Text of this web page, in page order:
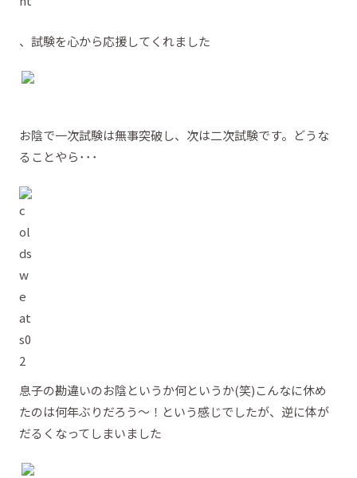
、試験を心から応援してくれました
お陰で一次試験は無事突破し、次は二次試験です。どうな
ることやら･･･
息子の勘違いのお陰というか何というか(笑)こんなに休め
たのは何年ぶりだろう～！という感じでしたが、逆に体が
だるくなってしまいました